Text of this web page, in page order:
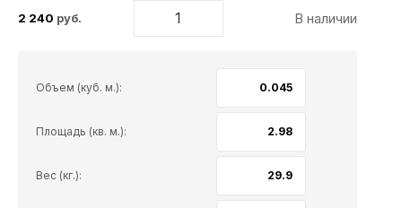
2 240 руб. В наличии
Объем (куб. м.):
Площадь (кв. м.):
Вес (кг.):